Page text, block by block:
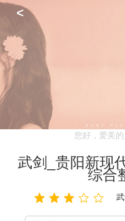
<
您好，爱美
武剑_贵阳新现
综合